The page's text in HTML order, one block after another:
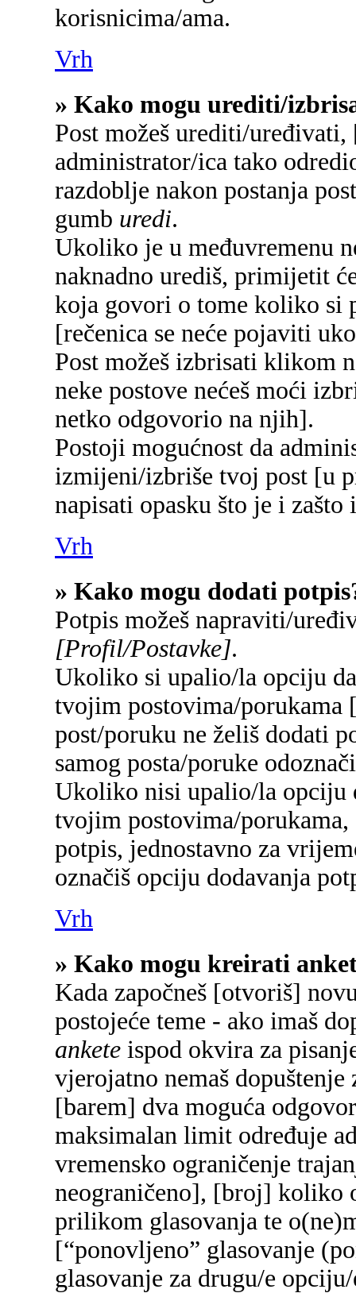
korisnicima/ama.
Vrh
» Kako mogu urediti/
Post možeš urediti/
administrator/ica tako
razdoblje nakon postanja
gumb uredi.
Ukoliko je u međuvremenu
naknadno urediš, primijetit
koja govori o tome koliko si
[rečenica se neće pojaviti
Post možeš izbrisati klikom
neke postove nećeš moći
netko odgovorio na njih].
Postoji mogućnost da
izmijeni/izbriše tvoj post [u
napisati opasku što je i
Vrh
» Kako mogu dodati
Potpis možeš napraviti/
[Profil/Postavke].
Ukoliko si upalio/la opciju
tvojim postovima/porukama
post/poruku ne želiš dodati
samog posta/poruke
Ukoliko nisi upalio/la opciju
tvojim postovima/
potpis, jednostavno za
označiš opciju dodavanja
Vrh
» Kako mogu kreirati
Kada započneš [otvoriš]
postojeće teme - ako imaš
ankete ispod okvira za
vjerojatno nemaš
[barem] dva moguća
maksimalan limit određuje
vremensko ograničenje
neograničeno], [broj] koliko
prilikom glasovanja te
[“ponovljeno” glasovanje
glasovanje za drugu/e